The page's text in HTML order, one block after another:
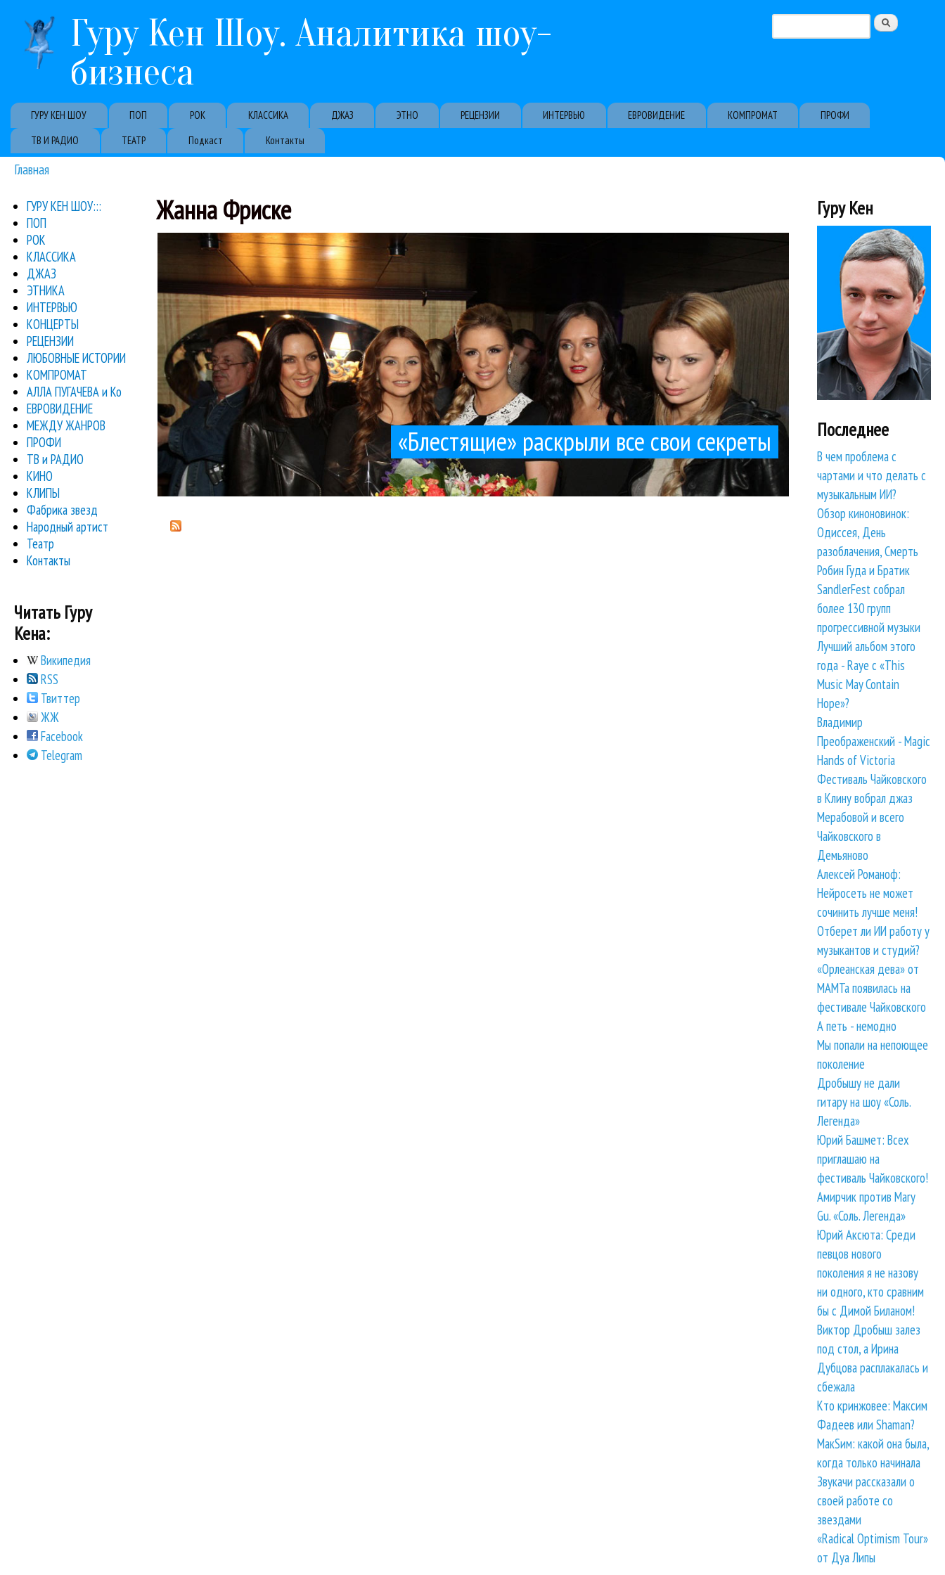
Гуру Кен Шоу. Аналитика шоу-
бизнеса
Форма поиска
Primary links
ГУРУ КЕН ШОУ ПОП РОК КЛАССИКА ДЖАЗ ЭТНО РЕЦЕНЗИИ ИНТЕРВЬЮ ЕВРОВИДЕНИЕ КОМПРОМАТ
ПРОФИ
ТВ И РАДИО
ТЕАТР Подкаст Контакты
Вы здесь
Главная
Жанна Фриске
«Блестящие» раскрыли все свои секреты
«Блестящие» раскрыли все свои секреты
Сегодня записывали ДоРе про «Блестящих». Грозный не приехал, но Шлыков был. Главным событием стало
выступление группы в условно «золотом» составе (учитывая смерть Фриске). Фриске, впрочем, тоже была...
ГУРУ КЕН ШОУ:::
ПОП
РОК
КЛАССИКА
ДЖАЗ
ЭТНИКА
ИНТЕРВЬЮ
КОНЦЕРТЫ
РЕЦЕНЗИИ
ЛЮБОВНЫЕ ИСТОРИИ
КОМПРОМАТ
АЛЛА ПУГАЧЕВА и Ко
ЕВРОВИДЕНИЕ
МЕЖДУ ЖАНРОВ
ПРОФИ
ТВ и РАДИО
КИНО
КЛИПЫ
Фабрика звезд
Народный артист
Театр
Контакты
Читать Гуру
Кена:
Википедия
RSS
Твиттер
ЖЖ
Facebook
Telegram
Гуру Кен
Последнее
В чем проблема с
чартами и что делать с
музыкальным ИИ?
Обзор киноновинок:
Одиссея, День
разоблачения, Смерть
Робин Гуда и Братик
SandlerFest собрал
более 130 групп
прогрессивной музыки
Лучший альбом этого
года - Raye с «This
Music May Contain
Hope»?
Владимир
Преображенский - Magic
Hands of Victoria
Фестиваль Чайковского
в Клину вобрал джаз
Мерабовой и всего
Чайковского в
Демьяново
Алексей Романоф:
Нейросеть не может
сочинить лучше меня!
Отберет ли ИИ работу у
музыкантов и студий?
«Орлеанская дева» от
МАМТа появилась на
фестивале Чайковского
А петь - немодно
Мы попали на непоющее
поколение
Дробышу не дали
гитару на шоу «Соль.
Легенда»
Юрий Башмет: Всех
приглашаю на
фестиваль Чайковского!
Амирчик против Mary
Gu. «Соль. Легенда»
Юрий Аксюта: Среди
певцов нового
поколения я не назову
ни одного, кто сравним
бы с Димой Биланом!
Виктор Дробыш залез
под стол, а Ирина
Дубцова расплакалась и
сбежала
Кто кринжовее: Максим
Фадеев или Shaman?
МакSим: какой она была,
когда только начинала
Звукачи рассказали о
своей работе со
звездами
«Radical Optimism Tour»
от Дуа Липы